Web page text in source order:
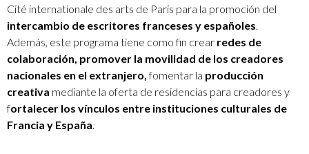
Cité internationale des arts de París para la promoción del
intercambio de escritores franceses y españoles.
Además, este programa tiene como fin crear redes de
colaboración, promover la movilidad de los creadores
nacionales en el extranjero,fomentar la producción
creativa mediante la oferta de residencias para creadores y
fortalecer los vínculos entre instituciones culturales de
Francia y España.